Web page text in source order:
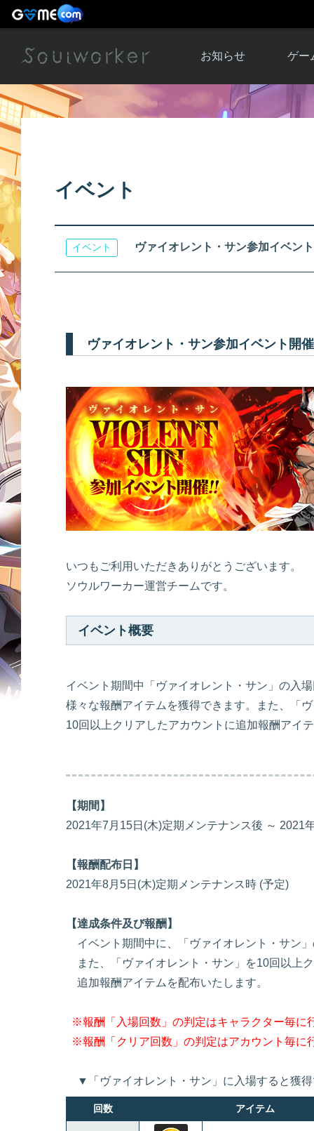
お知らせ
お知らせ一覧
ゲー
ソウ
アップ
イベント
イベント ヴァイオレント・サン参加イベン
ヴァイオレント・サン参加イベント開
いつもご利用いただきありがとうございます。
ソウルワーカー運営チームです。
イベント概要
イベント期間中「ヴァイオレント・サン」の入
様々な報酬アイテムを獲得できます。また、「
10回以上クリアしたアカウントに追加報酬アイ
【期間】
2021年7月15日(木)定期メンテナンス後 ～ 2021
【報酬配布日】
2021年8月5日(木)定期メンテナンス時 (予定)
【達成条件及び報酬】
イベント期間中に、「ヴァイオレント・サン
また、「ヴァイオレント・サン」を10回以上
追加報酬アイテムを配布いたします。
※報酬「入場回数」の判定はキャラクター毎に
※報酬「クリア回数」の判定はアカウント毎に
▼「ヴァイオレント・サン」に入場すると獲得
回数 アイテム